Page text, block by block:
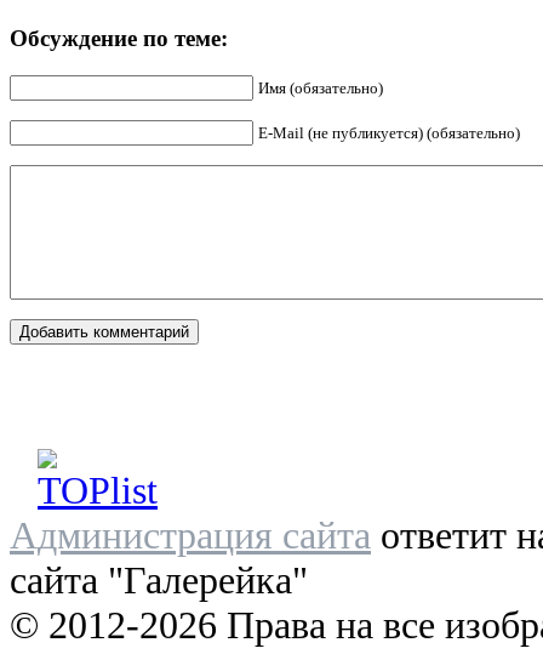
Обсуждение по теме:
Имя (обязательно)
E-Mail (не публикуется) (обязательно)
Администрация сайта ответит
сайта "Галерейка"
© 2012-2026 Права на все